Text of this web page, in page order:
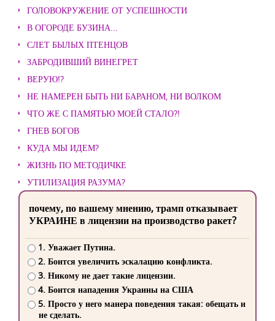
ГОЛОВОКРУЖЕНИЕ ОТ УСПЕШНОСТИ
В ОГОРОДЕ БУЗИНА...
СЛЕТ БЫЛЫХ ПТЕНЦОВ
ЗАБРОДИВШИЙ ВИНЕГРЕТ
ВЕРУЮ!?
НЕ НАМЕРЕН БЫТЬ НИ БАРАНОМ, НИ ВОЛКОМ
ЧТО ЖЕ С ПАМЯТЬЮ МОЕЙ СТАЛО?!
ГНЕВ БОГОВ
КУДА МЫ ИДЕМ?
ЖИЗНЬ ПО МЕТОДИЧКЕ
УТИЛИЗАЦИЯ РАЗУМА?
почему, по вашему мнению, трамп отказывает
УКРАИНЕ в лицензии на производство ракет?
1. Уважает Путина.
2. Боится увеличить эскалацию конфликта.
3. Никому не дает такие лицензии.
4. Боится нападения Украины на США
5. Просто у него манера поведения такая: обещать и
не сделать.